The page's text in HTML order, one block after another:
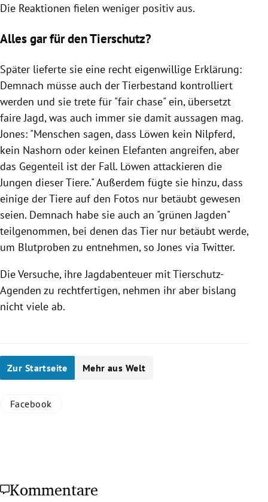
Die Reaktionen fielen weniger positiv aus.
Alles gar für den Tierschutz?
Später lieferte sie eine recht eigenwillige Erklärung:
Demnach müsse auch der Tierbestand kontrolliert
werden und sie trete für "fair chase" ein, übersetzt
faire Jagd, was auch immer sie damit aussagen mag.
Jones: "Menschen sagen, dass Löwen kein Nilpferd,
kein Nashorn oder keinen Elefanten angreifen, aber
das Gegenteil ist der Fall. Löwen attackieren die
Jungen dieser Tiere." Außerdem fügte sie hinzu, dass
einige der Tiere auf den Fotos nur betäubt gewesen
seien. Demnach habe sie auch an "grünen Jagden"
teilgenommen, bei denen das Tier nur betäubt werde,
um Blutproben zu entnehmen, soJones via Twitter.
Die Versuche, ihre Jagdabenteuer mit Tierschutz-
Agenden zu rechtfertigen, nehmen ihr aber bislang
nicht viele ab.
Zur Startseite Mehr aus Welt
Facebook
Kommentare